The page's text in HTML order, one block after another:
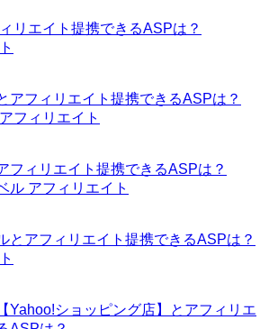
リエイト提携できるASPは？
アフィリエイト提携できるASPは？
アフィリエイト
フィリエイト提携できるASPは？
アフィリエイト
とアフィリエイト提携できるASPは？
Yahoo!ショッピング店】とアフィリエ